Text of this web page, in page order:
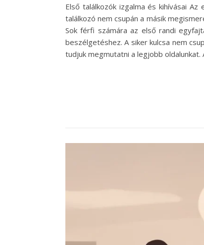
Első találkozók izgalma és kihívásai
találkozó nem csupán a másik
Sok férfi számára az első randi
beszélgetéshez. A siker kulcsa nem
tudjuk megmutatni a legjobb